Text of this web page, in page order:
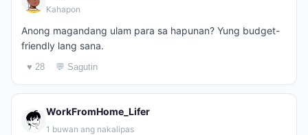
Kahapon
Anong magandang ulam para sa hapunan? Yung budget-
friendly lang sana.
♥ 28 💬 Sagutin
WorkFromHome_Lifer
1 buwan ang nakalipas